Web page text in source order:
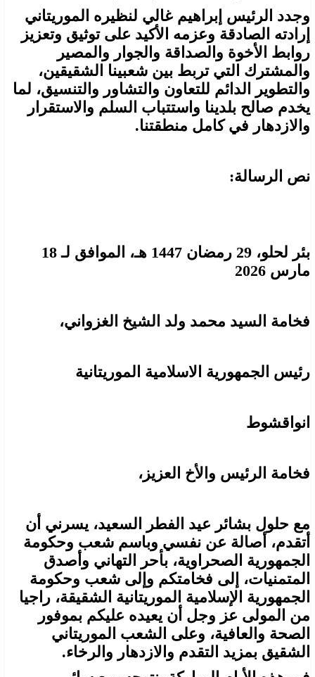
وجدد الرئيس إبراهيم غالي لنظيره الموريتاني
إرادته الصادقة وعزمه الأكيد على توثيق وتعزيز
روابط الأخوة والصداقة والجوار والمصير
والمشترك التي تربط بين شعبينا الشقيقين،
والتطوير الدائم للتعاون والتشاور والتنسيق، لما
يخدم صالح بلدينا واستتباب السلم والاستقرار
والازدهار في كامل منطقتنا.
نص الرسالة:
بئر لحلو، 29 رمضان 1447 هـ، الموافق لـ 18
مارس 2026
فخامة السيد محمد ولد الشيخ الغزواني،
رئيس الجمهورية الاسلامية الموريتانية
انواقشوط
فخامة الرئيس والأخ العزيز،
مع حلول بشائر عيد الفطر السعيد، يسرني أن
أتقدم، أصالة عن نفسي وباسم شعب وحكومة
الجمهورية الصحراوية، بأحر التهاني وأصدق
المتمنيات، إلى فخامتكم وإلى شعب وحكومة
الجمهورية الإسلامية الموريتانية الشقيقة، راجيا
من المولى عز وجل أن يعيده عليكم بموفور
الصحة والعافية، وعلى الشعب الموريتاني
الشقيق بمزيد التقدم والازدهار والرخاء.